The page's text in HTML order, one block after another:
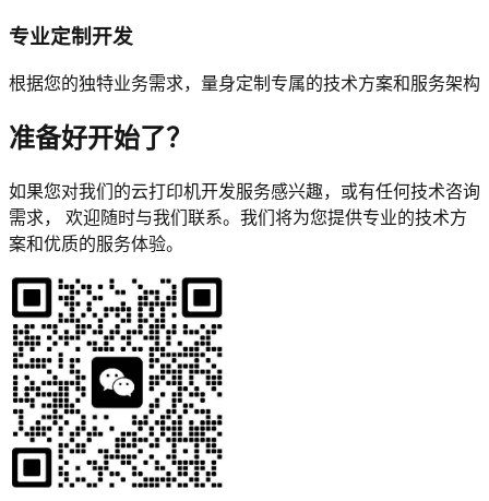
专业定制开发
根据您的独特业务需求，量身定制专属的技术方案和服务架构
准备好开始了？
如果您对我们的云打印机开发服务感兴趣，或有任何技术咨询
需求， 欢迎随时与我们联系。我们将为您提供专业的技术方
案和优质的服务体验。